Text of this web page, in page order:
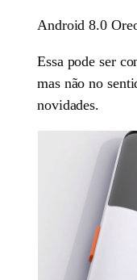
Android 8.0
Essa pode ser
mas não no
novidades.